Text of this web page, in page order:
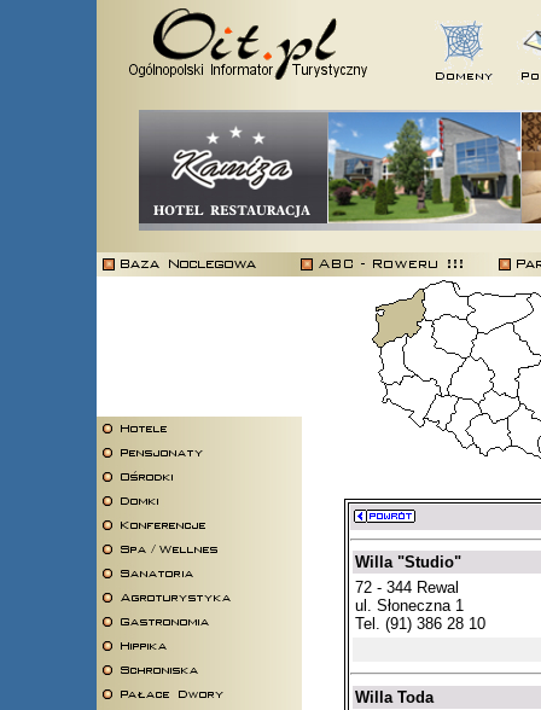
Willa "Studio"
72 - 344 Rewal
ul. Słoneczna 1
Tel. (91) 386 28 10
Willa Toda